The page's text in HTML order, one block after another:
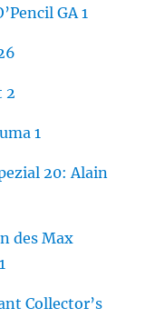
GA 1
2
1
20: Alain
des Max
Collector’s